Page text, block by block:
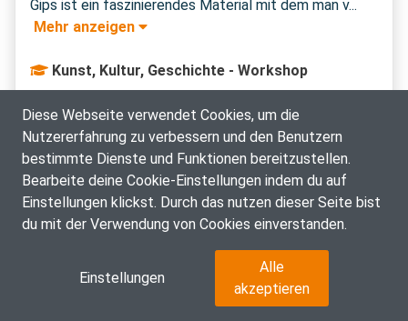
Mehr anzeigen
Kunst, Kultur, Geschichte - Workshop
Anmeldung zur Warteliste
ZUSÄTZLICHE INFOS ZUM KURS
Diese Webseite verwendet Cookies, um die
Nutzererfahrung zu verbessern und den Benutzern
bestimmte Dienste und Funktionen bereitzustellen.
Bearbeite deine Cookie-Einstellungen indem du auf
Einstellungen klickst. Durch das nutzen dieser Seite bist
du mit der Verwendung von Cookies einverstanden.
Einstellungen
Alle
akzeptieren